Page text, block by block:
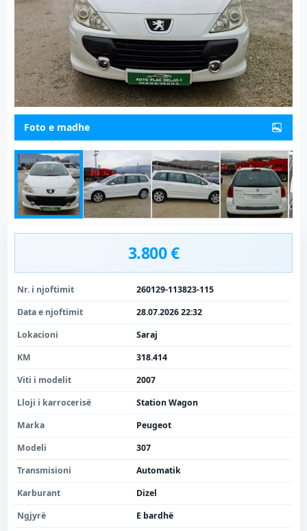
Foto e madhe
3.800 €
Nr. i njoftimit
260129-113823-115
Data e njoftimit
28.07.2026 22:32
Lokacioni
Saraj
KM
318.414
Viti i modelit
2007
Lloji i karrocerisë
Station Wagon
Marka
Peugeot
Modeli
307
Transmisioni
Automatik
Karburant
Dizel
Ngjyrë
E bardhë